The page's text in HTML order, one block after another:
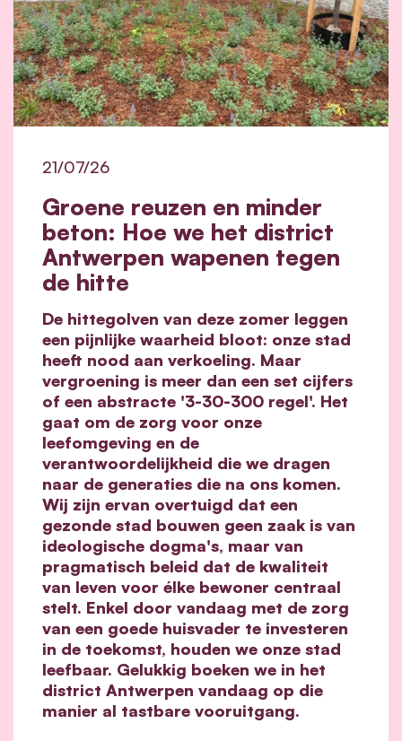
Groene reuzen en minder
beton: Hoe we het district
Antwerpen wapenen tegen
de hitte
21/07/26
De hittegolven van deze zomer leggen
een pijnlijke waarheid bloot: onze stad
heeft nood aan verkoeling. Maar
vergroening is meer dan een set cijfers
of een abstracte '3-30-300 regel'. Het
gaat om de zorg voor onze
leefomgeving en de
verantwoordelijkheid die we dragen
naar de generaties die na ons komen.
Wij zijn ervan overtuigd dat een
gezonde stad bouwen geen zaak is van
ideologische dogma's, maar van
pragmatisch beleid dat de kwaliteit
van leven voor élke bewoner centraal
stelt. Enkel door vandaag met de zorg
van een goede huisvader te investeren
in de toekomst, houden we onze stad
leefbaar. Gelukkig boeken we in het
district Antwerpen vandaag op die
manier al tastbare vooruitgang.